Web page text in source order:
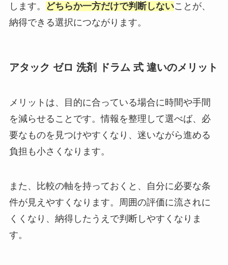
します。
どちらか一方だけで判断しないことが、
納得できる選択につながります。
アタック ゼロ 洗剤 ドラム 式 違いのメリット
メリットは、目的に合っている場合に時間や手間
を減らせることです。情報を整理して選べば、必
要なものを見つけやすくなり、迷いながら進める
負担も小さくなります。
また、比較の軸を持っておくと、自分に必要な条
件が見えやすくなります。周囲の評価に流されに
くくなり、納得したうえで判断しやすくなりま
す。